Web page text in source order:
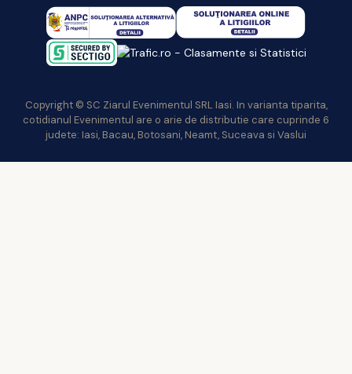
Copyright © SC Ziarul Evenimentul SRL Iasi. In varianta tiparita,
cotidianul Evenimentul are o arie de distributie care cuprinde 6
judete: Iasi, Bacau, Botosani, Neamt, Suceava si Vaslui